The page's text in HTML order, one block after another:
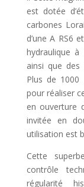
est dotée
carbones
d’une A RS6
hydraulique
ainsi que des
Plus de 1000
pour réaliser
en ouverture
invitée en
utilisation est
Cette
contrôle
régularité